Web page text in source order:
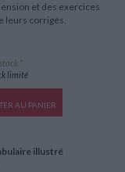
et des exercices
leurs corrigés.
*
limité
AU PANIER
illustré